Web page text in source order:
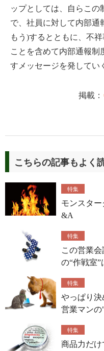
ップとしては、自らこの
で、社員に対して内部通
もう)するとともに、不
ことを含めて内部通報制
すメッセージを発してい
掲載：
こちらの記事もよく
特集
モンスタ
&A
特集
この営業
の“作戦室”
特集
やっぱり
営業マン
特集
商品力だ